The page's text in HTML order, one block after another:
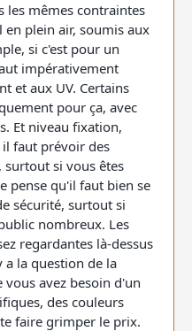
les mêmes contraintes
plein air, soumis aux
si c'est pour un
impérativement
et aux UV. Certains
pour ça, avec
Et niveau fixation,
faut prévoir des
surtout si vous êtes
pense qu'il faut bien se
sécurité, surtout si
nombreux. Les
regardantes là-dessus
a la question de la
vous avez besoin d'un
des couleurs
faire grimper le prix.